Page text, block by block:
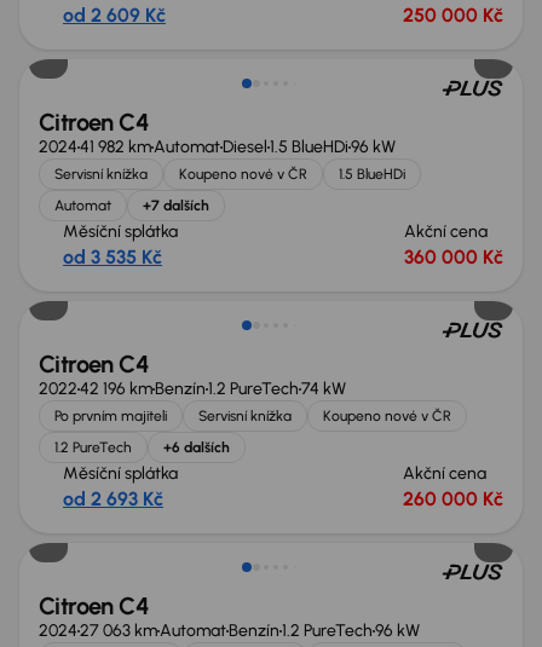
od 2 609 Kč 250 000 Kč
Citroen C4
202441 982 kmAutomatDiesel1.5 BlueHDi96 kW
Servisní knížka Koupeno nové v ČR
1.5 BlueHDi
Automat
+7 dalších
Měsíční splátka
od 3 535 Kč
Akční cena
360 000 Kč
Citroen C4
202242 196 kmBenzín1.2 PureTech74 kW
Po prvním majiteli Servisní knížka
Koupeno nové v ČR
1.2 PureTech
+6 dalších
Měsíční splátka
od 2 693 Kč
Akční cena
260 000 Kč
Možnost odpočtu DPH
Citroen C4
202427 063 kmAutomatBenzín1.2 PureTech96 kW